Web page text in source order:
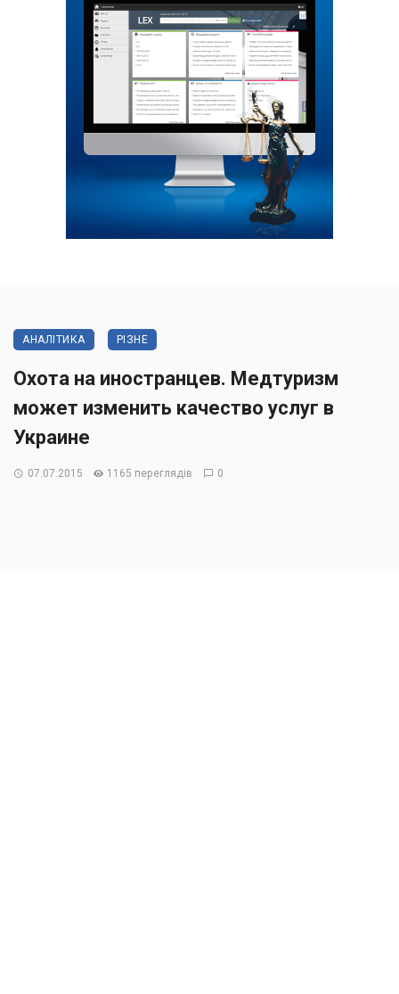
АНАЛІТИКА РІЗНЕ
Охота на иностранцев. Медтуризм
может изменить качество услуг в
Украине
07.07.2015 1165 переглядів 0